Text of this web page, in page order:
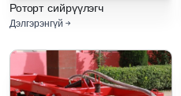
Роторт сийрүүлэгч
Дэлгэрэнгүй